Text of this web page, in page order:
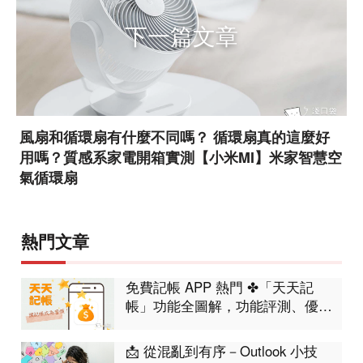
下一篇文章
風扇和循環扇有什麼不同嗎？ 循環扇真的這麼好
用嗎？質感系家電開箱實測【小米MI】米家智慧空
氣循環扇
熱門文章
免費記帳 APP 熱門 ✤「天天記
帳」功能全圖解，功能評測、優缺
📩 從混亂到有序－Outlook 小技